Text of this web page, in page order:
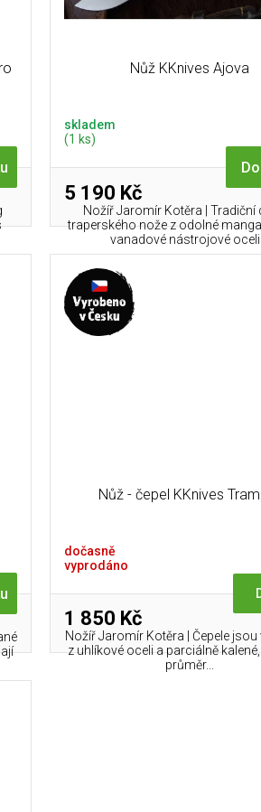
Nůž KKnives Ajova
skladem
(1 ks)
5 190 Kč
Nožíř Jaromír Kotěra | Tradiční
traperského nože z odolné
vanadové nástrojové
Nůž - čepel KKnives
dočasně
vyprodáno
1 850 Kč
Nožíř Jaromír Kotěra | Čepele
z uhlíkové oceli a parciálně
průměr...